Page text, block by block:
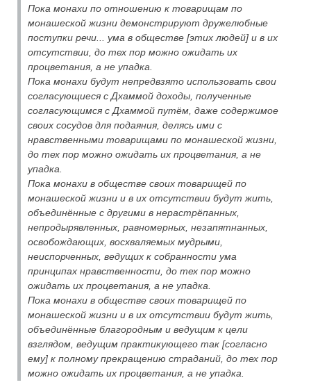
Пока монахи по отношению к товарищам по
монашеской жизни демонстрируют дружелюбные
поступки речи... ума в обществе [этих людей] и в их
отсутствии, до тех пор можно ожидать их
процветания, а не упадка.
Пока монахи будут непредвзято использовать свои
согласующиеся с Дхаммой доходы, полученные
согласующимся с Дхаммой путём, даже содержимое
своих сосудов для подаяния, делясь ими с
нравственными товарищами по монашеской жизни,
до тех пор можно ожидать их процветания, а не
упадка.
Пока монахи в обществе своих товарищей по
монашеской жизни и в их отсутствии будут жить,
объединённые с другими в нерастрёпанных,
непродырявленных, равномерных, незапятнанных,
освобождающих, восхваляемых мудрыми,
неиспорченных, ведущих к собранности ума
принципах нравственности, до тех пор можно
ожидать их процветания, а не упадка.
Пока монахи в обществе своих товарищей по
монашеской жизни и в их отсутствии будут жить,
объединённые благородным и ведущим к цели
взглядом, ведущим практикующего так [согласно
ему] к полному прекращению страданий, до тех пор
можно ожидать их процветания, а не упадка.